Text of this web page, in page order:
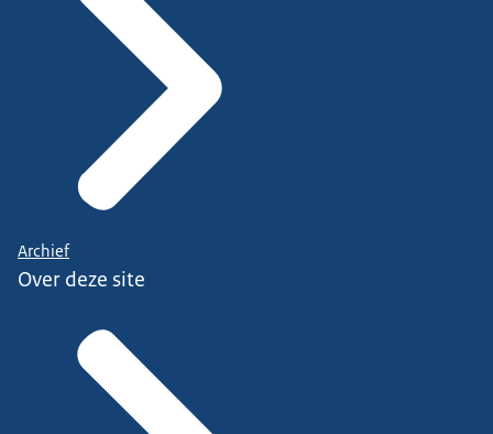
Archief
Over deze site